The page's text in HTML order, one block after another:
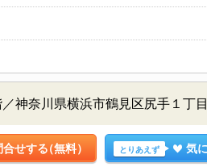
神奈川県横浜市鶴見区尻手１丁
合せする（無料） とりあえず 気